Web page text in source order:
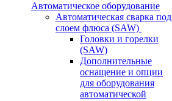
Автоматическое оборудование
Автоматическая сварка под
слоем флюса (SAW)
Головки и горелки
(SAW)
Дополнительные
оснащение и опции
для оборудования
автоматической